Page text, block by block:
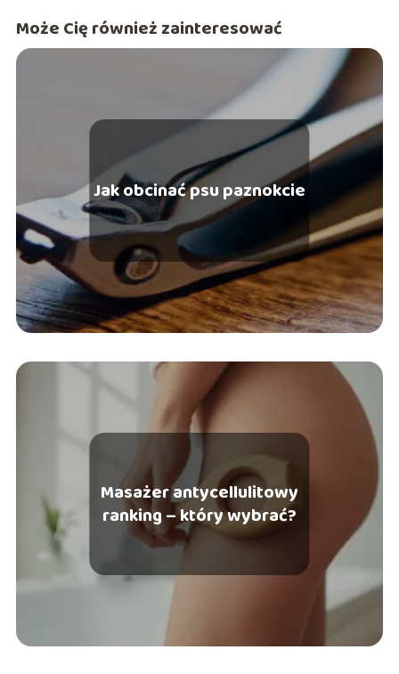
Może Cię również zainteresować
Jak obcinać psu paznokcie
Masażer antycellulitowy
ranking – który wybrać?